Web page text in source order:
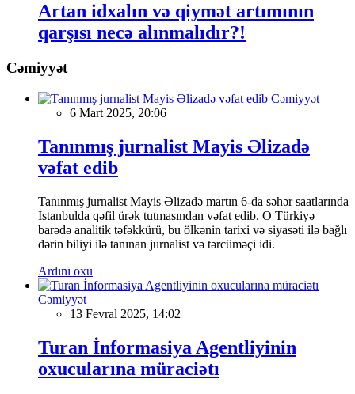
Artan idxalın və qiymət artımının
qarşısı necə alınmalıdır?!
Cəmiyyət
Cəmiyyət
6 Mart 2025, 20:06
Tanınmış jurnalist Mayis Əlizadə
vəfat edib
Tanınmış jurnalist Mayis Əlizadə martın 6-da səhər saatlarında
İstanbulda qəfil ürək tutmasından vəfat edib. O Türkiyə
barədə analitik təfəkkürü, bu ölkənin tarixi və siyasəti ilə bağlı
dərin biliyi ilə tanınan jurnalist və tərcüməçi idi.
Ardını oxu
Cəmiyyət
13 Fevral 2025, 14:02
Turan İnformasiya Agentliyinin
oxucularına müraciətı